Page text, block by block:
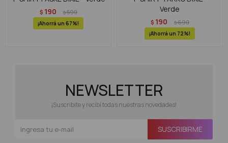
$ 190 $590
67
Verde
$ 190 $690
72
NEWSLETTER
¡Suscribite y recibí todas nuestras novedades!
SUSCRIBIRME